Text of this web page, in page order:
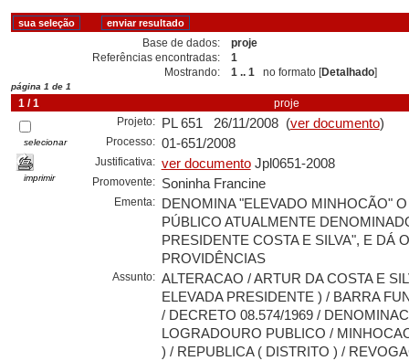
Base de dados:
proje
Referências encontradas:
1
Mostrando:
1 .. 1 no formato [Detalhado]
página 1 de 1
1 / 1 proje
selecionar
imprimir
Projeto: PL 651 26/11/2008 (ver documento)
Processo: 01-651/2008
Justificativa: ver documentoJpl0651-2008
Promovente: Soninha Francine
Ementa:
DENOMINA "ELEVADO MINHOCÃO"
PÚBLICO ATUALMENTE
PRESIDENTE COSTA E SILVA", E DÁ
PROVIDÊNCIAS
Assunto: ALTERACAO / ARTUR DA COSTA E
ELEVADA PRESIDENTE ) / BARRA
/ DECRETO 08.574/1969 /
LOGRADOURO PUBLICO /
) / REPUBLICA ( DISTRITO ) /